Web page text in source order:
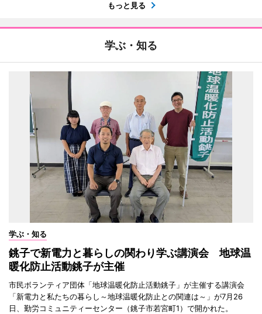
もっと見る
学ぶ・知る
学ぶ・知る
銚子で新電力と暮らしの関わり学ぶ講演会 地球温
暖化防止活動銚子が主催
市民ボランティア団体「地球温暖化防止活動銚子」が主催する講演会
「新電力と私たちの暮らし～地球温暖化防止との関連は～」が7月26
日、勤労コミュニティーセンター（銚子市若宮町1）で開かれた。